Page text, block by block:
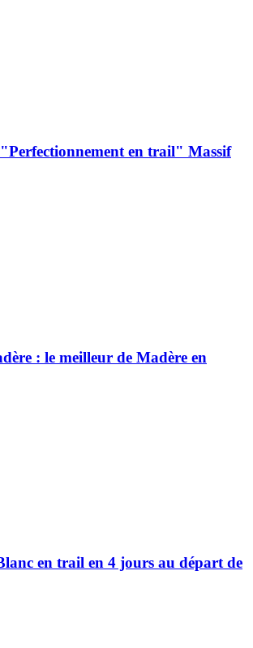
en trail" Massif
: le meilleur de Madère en
en trail en 4 jours au départ de